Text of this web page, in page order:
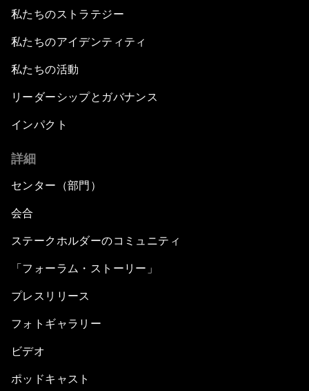
私たちのストラテジー
私たちのアイデンティティ
私たちの活動
リーダーシップとガバナンス
インパクト
詳細
センター（部門）
会合
ステークホルダーのコミュニティ
「フォーラム・ストーリー」
プレスリリース
フォトギャラリー
ビデオ
ポッドキャスト